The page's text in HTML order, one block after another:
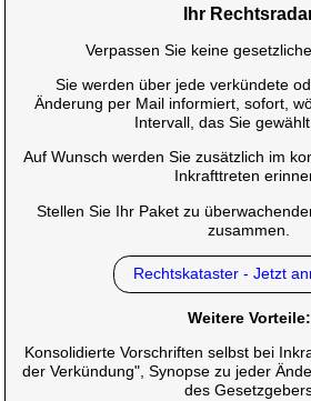
Ihr
Verpassen Sie keine
Sie werden über jede verkündete
Änderung per Mail informiert, sofort,
Intervall, das Sie gewählt
Auf Wunsch werden Sie zusätzlich im
Inkrafttreten
Stellen Sie Ihr Paket zu
zusammen.
Rechtskataster - Jetzt
Weitere Vorteile:
Konsolidierte Vorschriften selbst bei
der Verkündung", Synopse zu jeder
des